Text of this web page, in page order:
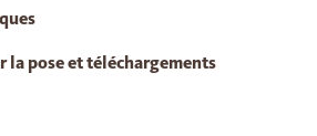
la pose et téléchargements